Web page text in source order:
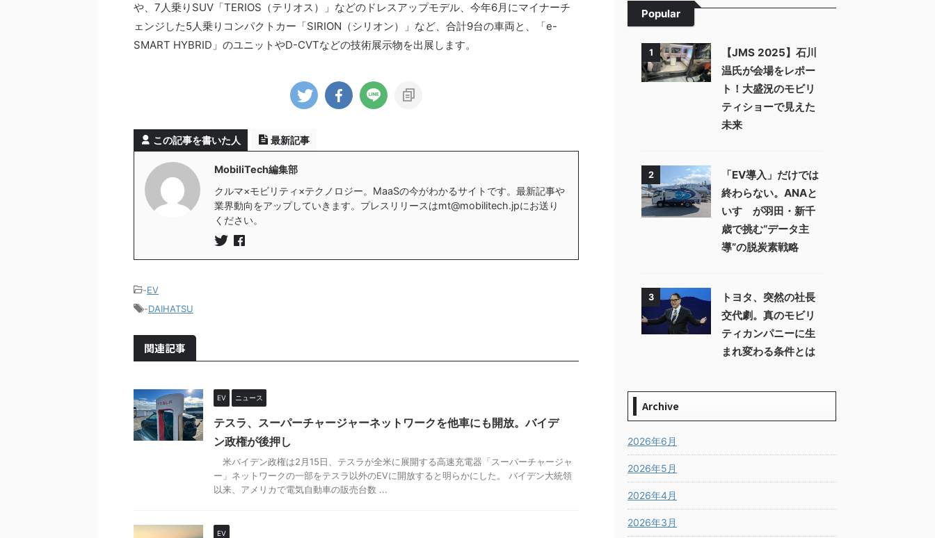
や、7人乗りSUV「TERIOS（テリオス）」などのドレスアップモデル、今年6月にマイナーチ
ェンジした5人乗りコンパクトカー「SIRION（シリオン）」など、合計9台の車両と、「e-
SMART HYBRID」のユニットやD-CVTなどの技術展示物を出展します。
この記事を書いた人 最新記事
MobiliTech編集部
クルマ×モビリティ×テクノロジー。MaaSの今がわかるサイトです。最新記事や
業界動向をアップしていきます。プレスリリースはmt@mobilitech.jpにお送り
ください。
-EV
-DAIHATSU
関連記事
EV ニュース
テスラ、スーパーチャージャーネットワークを他車にも開放。バイデ
ン政権が後押し
米バイデン政権は2月15日、テスラが全米に展開する高速充電器「スーパーチャージャ
ー」ネットワークの一部をテスラ以外のEVに開放すると明らかにした。 バイデン大統領
以来、アメリカで電気自動車の販売台数 ...
EV
Popular
1
【JMS 2025】石川
温氏が会場をレポー
ト！大盛況のモビリ
ティショーで見えた
未来
2
「EV導入」だけでは
終わらない。ANAと
いすゞが羽田・新千
歳で挑む“データ主
導”の脱炭素戦略
3
トヨタ、突然の社長
交代劇。真のモビリ
ティカンパニーに生
まれ変わる条件とは
Archive
2026年6月
2026年5月
2026年4月
2026年3月